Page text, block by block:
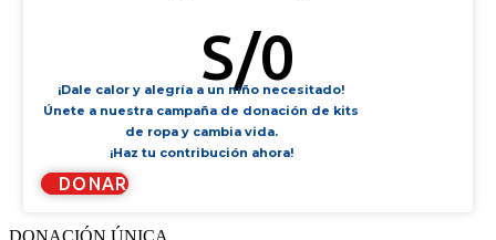
S/0
¡Dale calor y alegría a un niño necesitado!
Únete a nuestra campaña de donación de kits
de ropa y cambia vida.
¡Haz tu contribución ahora!
DONAR
DONACIÓN ÚNICA